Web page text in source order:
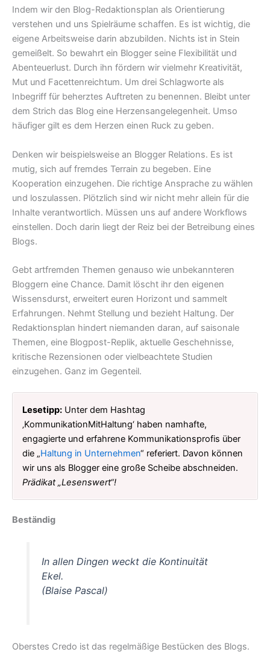
Indem wir den Blog-Redaktionsplan als Orientierung
verstehen und uns Spielräume schaffen. Es ist wichtig, die
eigene Arbeitsweise darin abzubilden. Nichts ist in Stein
gemeißelt. So bewahrt ein Blogger seine Flexibilität und
Abenteuerlust. Durch ihn fördern wir vielmehr Kreativität,
Mut und Facettenreichtum. Um drei Schlagworte als
Inbegriff für beherztes Auftreten zu benennen. Bleibt unter
dem Strich das Blog eine Herzensangelegenheit. Umso
häufiger gilt es dem Herzen einen Ruck zu geben.
Denken wir beispielsweise an Blogger Relations. Es ist
mutig, sich auf fremdes Terrain zu begeben. Eine
Kooperation einzugehen. Die richtige Ansprache zu wählen
und loszulassen. Plötzlich sind wir nicht mehr allein für die
Inhalte verantwortlich. Müssen uns auf andere Workflows
einstellen. Doch darin liegt der Reiz bei der Betreibung eines
Blogs.
Gebt artfremden Themen genauso wie unbekannteren
Bloggern eine Chance. Damit löscht ihr den eigenen
Wissensdurst, erweitert euren Horizont und sammelt
Erfahrungen. Nehmt Stellung und bezieht Haltung. Der
Redaktionsplan hindert niemanden daran, auf saisonale
Themen, eine Blogpost-Replik, aktuelle Geschehnisse,
kritische Rezensionen oder vielbeachtete Studien
einzugehen. Ganz im Gegenteil.
Lesetipp:Unter dem Hashtag
‚KommunikationMitHaltung‘ haben namhafte,
engagierte und erfahrene Kommunikationsprofis über
die „Haltung in Unternehmen“ referiert. Davon können
wir uns als Blogger eine große Scheibe abschneiden.
Prädikat „Lesenswert“!
Beständig
In allen Dingen weckt die Kontinuität
Ekel.
(Blaise Pascal)
Oberstes Credo ist das regelmäßige Bestücken des Blogs.